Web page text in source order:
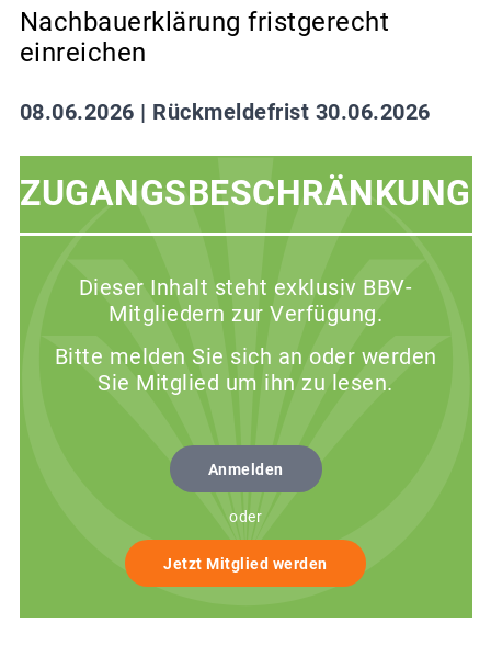
Nachbauerklärung fristgerecht
einreichen
08.06.2026 | Rückmeldefrist 30.06.2026
ZUGANGSBESCHRÄNKUNG
Dieser Inhalt steht exklusiv BBV-
Mitgliedern zur Verfügung.
Bitte melden Sie sich an oder werden
Sie Mitglied um ihn zu lesen.
Anmelden
oder
Jetzt Mitglied werden